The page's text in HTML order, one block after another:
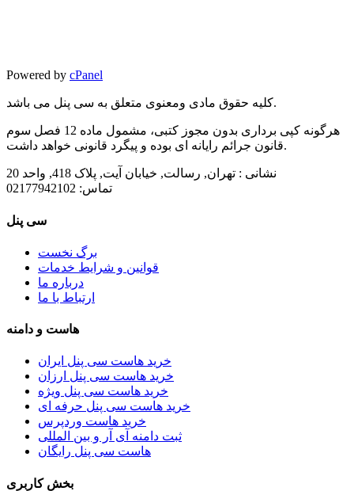
Powered by cPanel
کلیه حقوق مادی ومعنوی متعلق به سی پنل می باشد.
هرگونه کپی برداری بدون مجوز کتبی، مشمول ماده 12 فصل سوم
قانون جرائم رایانه ای بوده و پیگرد قانونی خواهد داشت.
نشانی : تهران, رسالت, خیابان آیت, پلاک 418, واحد 20
تماس:
سی پنل
برگ نخست
قوانین و شرایط خدمات
درباره ما
ارتباط با ما
هاست و دامنه
خرید هاست سی پنل ایران
خرید هاست سی پنل ارزان
خرید هاست سی پنل ویژه
خرید هاست سی پنل حرفه ای
خرید هاست وردپرس
ثبت دامنه آی آر و بین المللی
هاست سی پنل رایگان
بخش کاربری